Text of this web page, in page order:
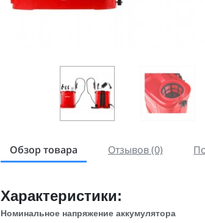
Обзор товара Отзывов (0)
Характеристики:
Номинальное напряжение аккумулятора